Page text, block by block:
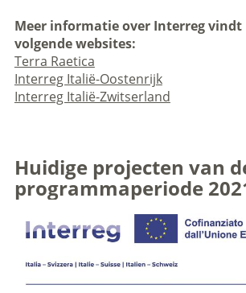
Meer informatie over Interreg vindt
volgende websites:
Terra Raetica
Interreg Italië-Oostenrijk
Interreg Italië-Zwitserland
Huidige projecten van
programmaperiode